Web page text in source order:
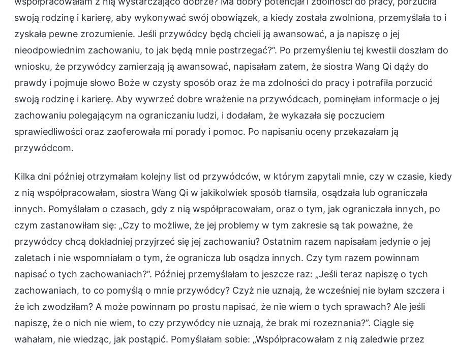
swoją rodzinę i karierę, aby wykonywać swój obowiązek, a kiedy została zwolniona, przemyślała to i
zyskała pewne zrozumienie. Jeśli przywódcy będą chcieli ją awansować, a ja napiszę o jej
nieodpowiednim zachowaniu, to jak będą mnie postrzegać?”. Po przemyśleniu tej kwestii doszłam do
wniosku, że przywódcy zamierzają ją awansować, napisałam zatem, że siostra Wang Qi dąży do
prawdy i pojmuje słowo Boże w czysty sposób oraz że ma zdolności do pracy i potrafiła porzucić
swoją rodzinę i karierę. Aby wywrzeć dobre wrażenie na przywódcach, pominęłam informacje o jej
zachowaniu polegającym na ograniczaniu ludzi, i dodałam, że wykazała się poczuciem
sprawiedliwości oraz zaoferowała mi porady i pomoc. Po napisaniu oceny przekazałam ją
przywódcom.
Kilka dni później otrzymałam kolejny list od przywódców, w którym zapytali mnie, czy w czasie, kiedy
z nią współpracowałam, siostra Wang Qi w jakikolwiek sposób tłamsiła, osądzała lub ograniczała
innych. Pomyślałam o czasach, gdy z nią współpracowałam, oraz o tym, jak ograniczała innych, po
czym zastanowiłam się: „Czy to możliwe, że jej problemy w tym zakresie są tak poważne, że
przywódcy chcą dokładniej przyjrzeć się jej zachowaniu? Ostatnim razem napisałam jedynie o jej
zaletach i nie wspomniałam o tym, że ogranicza lub osądza innych. Czy tym razem powinnam
napisać o tych zachowaniach?”. Później przemyślałam to jeszcze raz: „Jeśli teraz napiszę o tych
zachowaniach, to co pomyślą o mnie przywódcy? Czyż nie uznają, że wcześniej nie byłam szczera i
że ich zwodziłam? A może powinnam po prostu napisać, że nie wiem o tych sprawach? Ale jeśli
napiszę, że o nich nie wiem, to czy przywódcy nie uznają, że brak mi rozeznania?”. Ciągle się
wahałam, nie wiedząc, jak postąpić. Pomyślałam sobie: „Współpracowałam z nią zaledwie przez